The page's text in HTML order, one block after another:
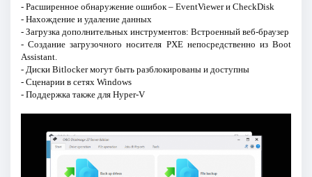
- Расширенное обнаружение ошибок – EventViewer и CheckDisk
- Нахождение и удаление данных
- Загрузка дополнительных инструментов: Встроенный веб-браузер
- Создание загрузочного носителя PXE непосредственно из Boot
Assistant.
- Диски Bitlocker могут быть разблокированы и доступны
- Сценарии в сетях Windows
- Поддержка также для Hyper-V